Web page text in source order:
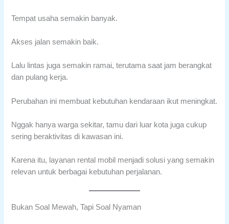
Tempat usaha semakin banyak.
Akses jalan semakin baik.
Lalu lintas juga semakin ramai, terutama saat jam berangkat
dan pulang kerja.
Perubahan ini membuat kebutuhan kendaraan ikut meningkat.
Nggak hanya warga sekitar, tamu dari luar kota juga cukup
sering beraktivitas di kawasan ini.
Karena itu, layanan rental mobil menjadi solusi yang semakin
relevan untuk berbagai kebutuhan perjalanan.
Bukan Soal Mewah, Tapi Soal Nyaman